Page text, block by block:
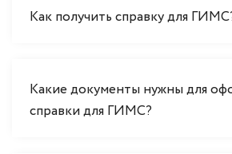
Как получить справку для
Какие документы нужны для
справки для ГИМС?